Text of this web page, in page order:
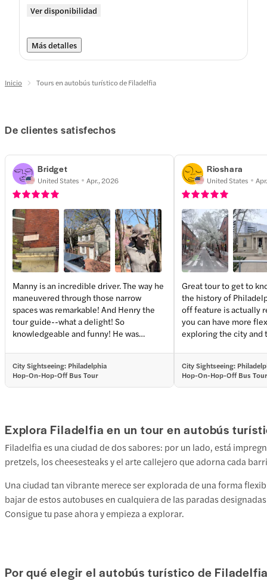
Ver disponibilidad
Más detalles
Inicio Tours en autobús turístico de Filadelfia
De clientes satisfechos
Bridget
United States Apr., 2026
+2more
Manny is an incredible driver. The way he
maneuvered through those narrow
spaces was remarkable! And Henry the
tour guide--what a delight! So
knowledgeable and funny! He was
City Sightseeing: Philadelphia
Hop-On-Hop-Off Bus Tour
Rioshara
United States
Great tour to get to
the history of
off feature is actually
you can have more
exploring the city and
City Sightseeing:
Hop-On-Hop-Off Bus Tour
Explora Filadelfia en un tour en autobús
Filadelfia es una ciudad de dos sabores: por un lado, está
pretzels, los cheesesteaks y el arte callejero que adorna cada
Una ciudad tan vibrante merece ser explorada de una forma
bajar de estos autobuses en cualquiera de las paradas
Consigue tu pase ahora y empieza a explorar.
Por qué elegir el autobús turístico de